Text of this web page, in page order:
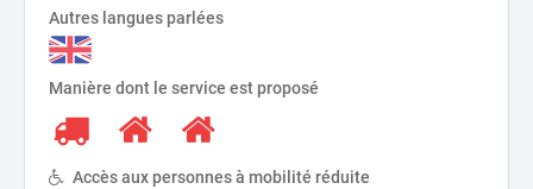
Autres langues parlées
Manière dont le service est proposé
Accès aux personnes à mobilité réduite